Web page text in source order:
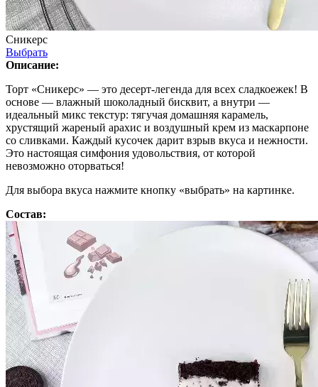
Сникерс
Выбрать
Описание:
Торт «Сникерс» — это десерт-легенда для всех сладкоежек! В
основе — влажный шоколадный бисквит, а внутри —
идеальный микс текстур: тягучая домашняя карамель,
хрустящий жареный арахис и воздушный крем из маскарпоне
со сливками. Каждый кусочек дарит взрыв вкуса и нежности.
Это настоящая симфония удовольствия, от которой
невозможно оторваться!
Для выбора вкуса нажмите кнопку «выбрать» на картинке.
Состав: